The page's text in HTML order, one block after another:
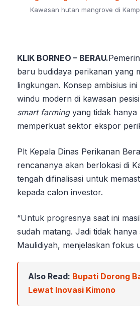
Kawasan hutan mangrove di
KLIK BORNEO – BERAU.
baru budidaya perikanan yang
lingkungan. Konsep ambisius
windu modern di kawasan
smart farmingyang tidak hanya
memperkuat sektor ekspor
Plt Kepala Dinas Perikanan
rencananya akan berlokasi di
tengah difinalisasi untuk
kepada calon investor.
“Untuk progresnya saat ini
sudah matang. Jadi tidak
Maulidiyah, menjelaskan fokus
Also Read: Bupati Dorong
Lewat Inovasi Kimono